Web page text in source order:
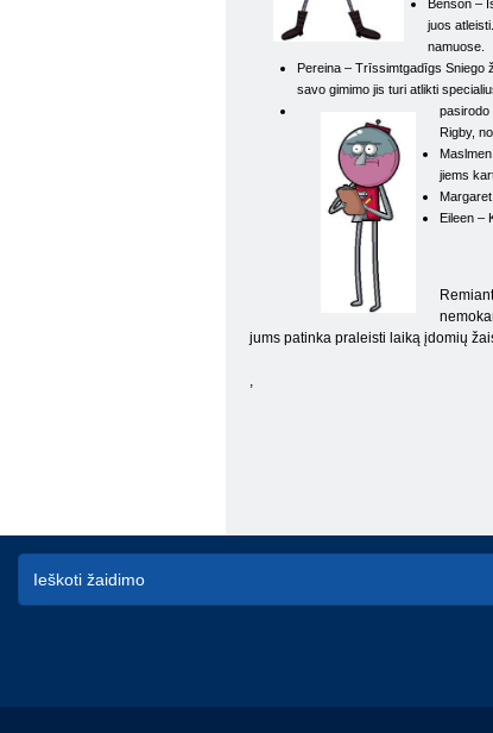
Benson –
juos
namuose.
Pereina – Trīssimtgadīgs Sniego
savo gimimo jis turi atlikti
pasirodo
Rigby,
jiems
Eileen –
jums patinka praleisti laiką įdomių
,